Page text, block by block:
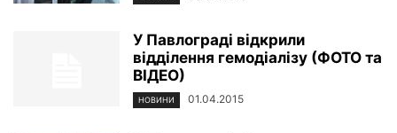
У Павлограді відкрили
відділення гемодіалізу (ФОТО та
ВІДЕО)
НОВИНИ 01.04.2015